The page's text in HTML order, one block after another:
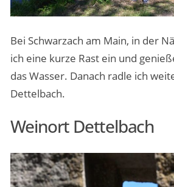
Bei Schwarzach am Main, in der
ich eine kurze Rast ein und
das Wasser. Danach radle ich
Dettelbach.
Weinort Dettelbach